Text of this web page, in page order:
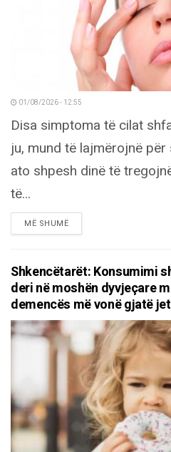
01/08/2026 - 12:55
Disa simptoma të cilat
ju, mund të lajmërojnë
ato shpesh dinë të
të...
MË SHUMËDETAILS
Shkencëtarët: Konsumimi
deri në moshën dyvjeçare
demencës më vonë gjatë